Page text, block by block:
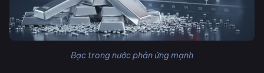
Bạc trong nước phản ứng mạnh